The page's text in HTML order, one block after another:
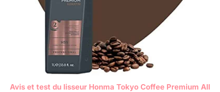
Avis et test du lisseur Honma Tokyo Coffee Premium All